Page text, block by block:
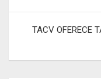
artigos
TACV OFERECE